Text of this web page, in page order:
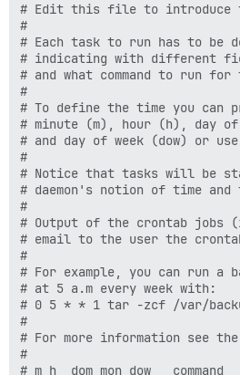
# Edit this file to introduce
#
# Each task to run has to be
# indicating with different
# and what command to run
#
# To define the time you can
# minute (m), hour (h), day of
# and day of week (dow) or
#
# Notice that tasks will be
# daemon's notion of time and
#
# Output of the crontab jobs
# email to the user the
#
# For example, you can run a
# at 5 a.m every week with:
# 0 5 * * 1 tar -zcf /var/
#
# For more information see
#